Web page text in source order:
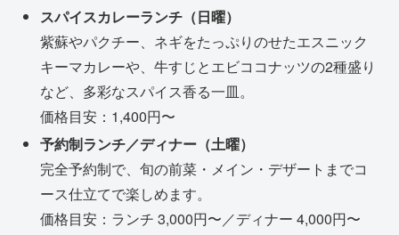
スパイスカレーランチ（日曜）
紫蘇やパクチー、ネギをたっぷりのせたエスニック
キーマカレーや、牛すじとエビココナッツの2種盛り
など、多彩なスパイス香る一皿。
価格目安：1,400円〜
予約制ランチ／ディナー（土曜）
完全予約制で、旬の前菜・メイン・デザートまでコ
ース仕立てで楽しめます。
価格目安：ランチ 3,000円〜／ディナー 4,000円〜